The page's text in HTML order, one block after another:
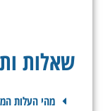
שאלות
מהי העלות